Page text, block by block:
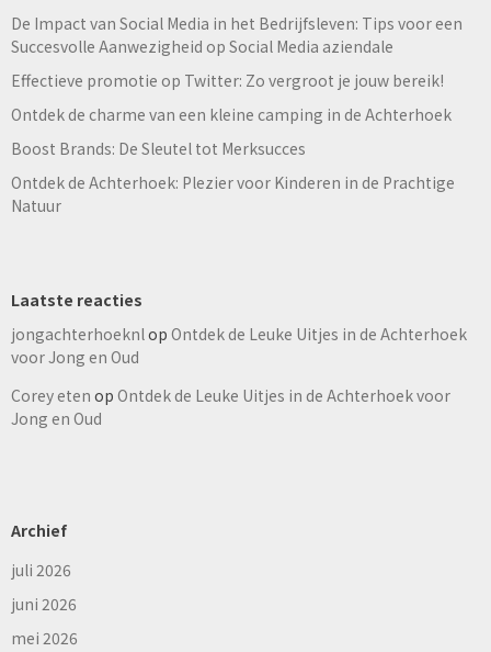
De Impact van Social Media in het Bedrijfsleven: Tips voor een
Succesvolle Aanwezigheid op Social Media aziendale
Effectieve promotie op Twitter: Zo vergroot je jouw bereik!
Ontdek de charme van een kleine camping in de Achterhoek
Boost Brands: De Sleutel tot Merksucces
Ontdek de Achterhoek: Plezier voor Kinderen in de Prachtige
Natuur
Laatste reacties
jongachterhoeknl op Ontdek de Leuke Uitjes in de Achterhoek
voor Jong en Oud
Corey eten op Ontdek de Leuke Uitjes in de Achterhoek voor
Jong en Oud
Archief
juli 2026
juni 2026
mei 2026